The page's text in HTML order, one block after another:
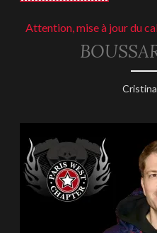
Attention, mise à jour du
19